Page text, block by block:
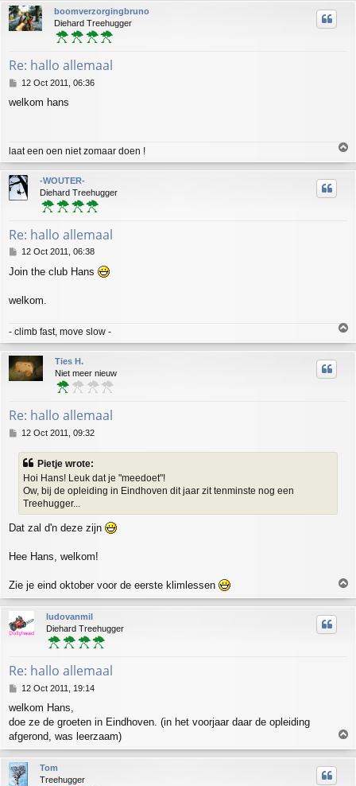
p
boomverzorgingbruno
Diehard Treehugger
Re: hallo allemaal
P
s
12 Oct 2011, 06:36
welkom hans
laat een oen niet zomaar doen !
p
-WOUTER-
Diehard Treehugger
Re: hallo allemaal
P
s
12 Oct 2011, 06:38
Join the club Hans
welkom.
- climb fast, move slow -
o
p
Ties H.
Niet meer nieuw
Re: hallo allemaal
P
s
12 Oct 2011, 09:32
Pietje wrote:
Hoi Hans! Leuk dat je "meedoet"!
Ow, bij de opleiding in Eindhoven dit jaar zit tenminste nog een
Treehugger...
Dat zal d'n deze zijn
Hee Hans, welkom!
Zie je eind oktober voor de eerste klimlessen
o
p
ludovanmil
Diehard Treehugger
Re: hallo allemaal
P
s
t
12 Oct 2011, 19:14
welkom Hans,
doe ze de groeten in Eindhoven. (in het voorjaar daar de opleiding
afgerond, was leerzaam)
o
p
Tom
Treehugger